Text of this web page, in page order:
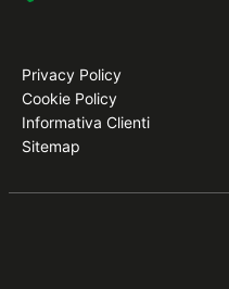
Privacy Policy
Cookie Policy
Informativa Clienti
Sitemap